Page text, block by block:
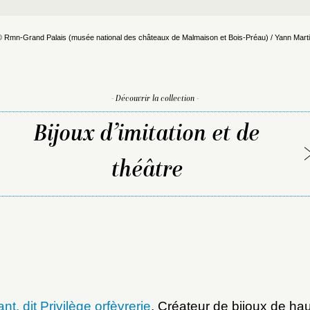
Rmn-Grand Palais (musée national des châteaux de Malmaison et Bois-Préau) / Yann
- Découvrir la collection -
Bijoux d’imitation et de
théâtre
dit Privilège orfèvrerie, Créateur de bijoux de